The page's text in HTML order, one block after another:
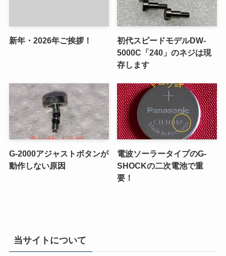
新年・2026年ご挨拶！
初代スピードモデルDW-
5000C「240」のネジは現
存します
G-2000アジャストボタンが
動作しない原因
電波ソーラータイプのG-
SHOCKの二次電池で重
要！
当サイトについて